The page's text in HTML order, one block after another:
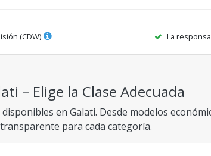
(CDW) La
– Elige la Clase Adecuada
en Galati. Desde modelos
para cada categoría.